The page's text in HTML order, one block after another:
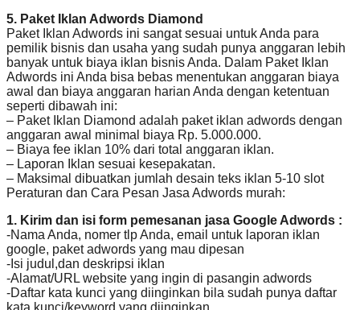
5. Paket Iklan Adwords Diamond
Paket Iklan Adwords ini sangat sesuai untuk Anda para
pemilik bisnis dan usaha yang sudah punya anggaran lebih
banyak untuk biaya iklan bisnis Anda. Dalam Paket Iklan
Adwords ini Anda bisa bebas menentukan anggaran biaya
awal dan biaya anggaran harian Anda dengan ketentuan
seperti dibawah ini:
– Paket Iklan Diamond adalah paket iklan adwords dengan
anggaran awal minimal biaya Rp. 5.000.000.
– Biaya fee iklan 10% dari total anggaran iklan.
– Laporan Iklan sesuai kesepakatan.
– Maksimal dibuatkan jumlah desain teks iklan 5-10 slot
Peraturan dan Cara Pesan Jasa Adwords murah:
1. Kirim dan isi form pemesanan jasa Google Adwords :
-Nama Anda, nomer tlp Anda, email untuk laporan iklan
google, paket adwords yang mau dipesan
-Isi judul,dan deskripsi iklan
-Alamat/URL website yang ingin di pasangin adwords
-Daftar kata kunci yang diinginkan bila sudah punya daftar